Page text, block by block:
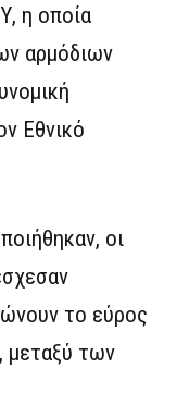
η οποία
αρμόδιων
Εθνικό
οι
το εύρος
μεταξύ των